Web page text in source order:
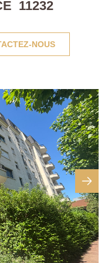
11232
NOUS